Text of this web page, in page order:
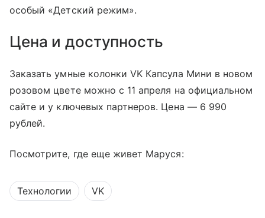
особый «Детский режим».
Цена и доступность
Заказать умные колонки VK Капсула Мини в новом
розовом цвете можно с 11 апреля на официальном
сайте и у ключевых партнеров. Цена — 6 990
рублей.
Посмотрите, где еще живет Маруся:
Технологии VK